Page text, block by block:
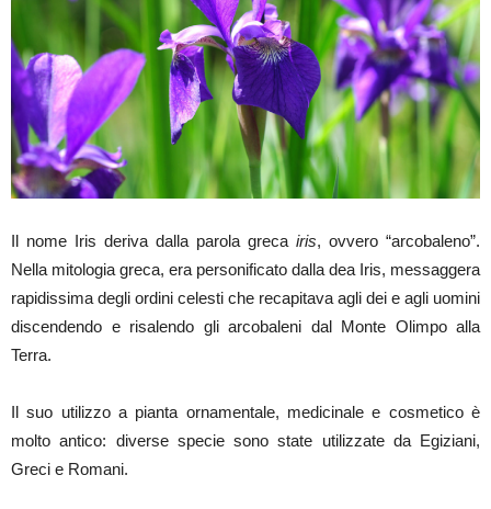
Il nome Iris deriva dalla parola greca iris, ovvero “arcobaleno”.
Nella mitologia greca, era personificato dalla dea Iris, messaggera
rapidissima degli ordini celesti che recapitava agli dei e agli uomini
discendendo e risalendo gli arcobaleni dal Monte Olimpo alla
Terra.
Il suo utilizzo a pianta ornamentale, medicinale e cosmetico è
molto antico: diverse specie sono state utilizzate da Egiziani,
Greci e Romani.